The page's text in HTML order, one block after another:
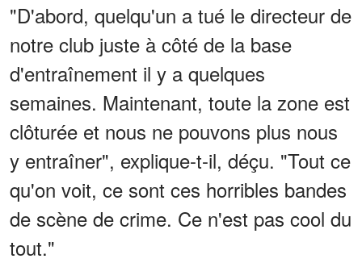
"D'abord, quelqu'un a tué le directeur de
notre club juste à côté de la base
d'entraînement il y a quelques
semaines. Maintenant, toute la zone est
clôturée et nous ne pouvons plus nous
y entraîner", explique-t-il, déçu. "Tout ce
qu'on voit, ce sont ces horribles bandes
de scène de crime. Ce n'est pas cool du
tout."